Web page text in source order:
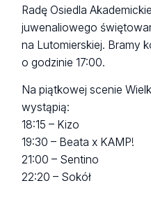
Radę Osiedla
juwenaliowego
na Lutomierskiej. Bramy
o godzinie 17:00.
Na piątkowej scenie
wystąpią:
18:15 – Kizo
19:30 – Beata x KAMP!
21:00 – Sentino
22:20 – Sokół